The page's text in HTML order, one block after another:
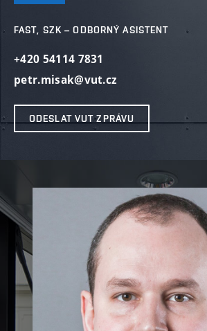
FAST, SZK – ODBORNÝ ASISTENT
+420 54114 7831
petr.misak@vut.cz
ODESLAT VUT ZPRÁVU